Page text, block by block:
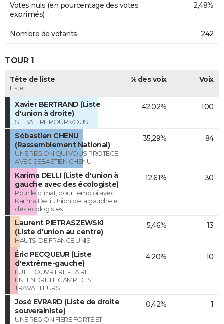
Votes nuls (en pourcentage des votes
exprimés)
2,48%
Nombre de votants 242
TOUR 1
Tête de liste
Liste
% des voix Voix
Xavier BERTRAND (Liste
d'union à droite)
SE BATTRE POUR VOUS !
42,02% 100
Sébastien CHENU
(Rassemblement National)
UNE REGION QUI VOUS PROTEGE
AVEC SEBASTIEN CHENU
35,29% 84
Karima DELLI (Liste d'union à
gauche avec des écologiste)
Pour le climat, pour l'emploi avec
Karima Delli. Union de la gauche et
des écologistes.
12,61% 30
Laurent PIETRASZEWSKI
(Liste d'union au centre)
HAUTS-DE FRANCE UNIS
5,46% 13
Éric PECQUEUR (Liste
d'extrême-gauche)
LUTTE OUVRIÈRE - FAIRE
ENTENDRE LE CAMP DES
TRAVAILLEURS
4,20% 10
José EVRARD (Liste de droite
souverainiste)
UNE REGION FIERE FORTE ET
0,42% 1